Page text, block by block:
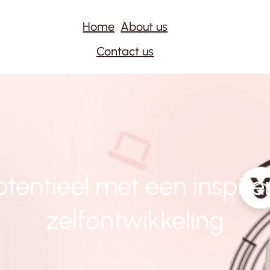
Home About us
Contact us
met een
zelfontwikkeling